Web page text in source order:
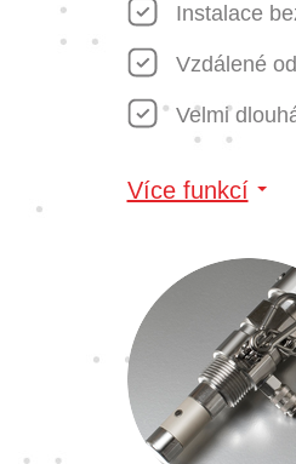
Instalace
Vzdálené
Velmi
Více funkcí